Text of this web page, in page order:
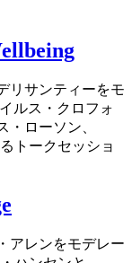
リサンティーをモ
ルス・クロフォ
・ローソン、
トークセッショ
アレンをモデレー